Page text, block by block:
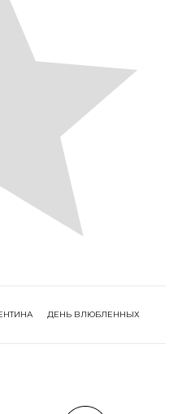
ДЕНЬ ВЛЮБЛЕННЫХ